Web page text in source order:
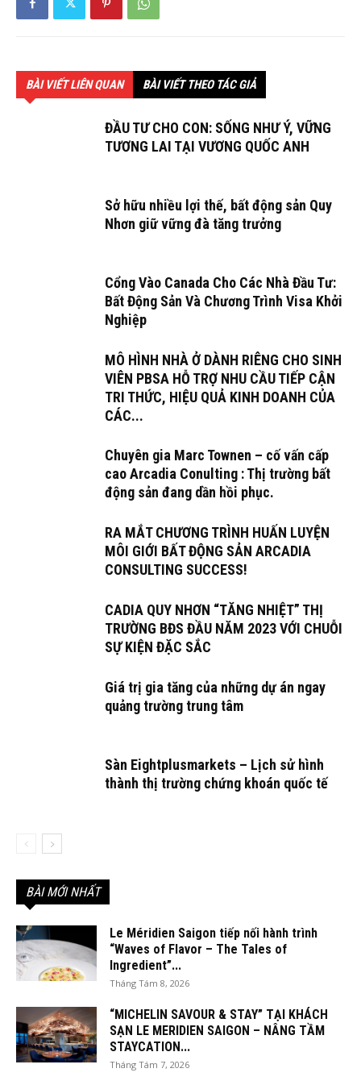
BÀI VIẾT LIÊN QUAN BÀI VIẾT THEO TÁC GIẢ
ĐẦU TƯ CHO CON: SỐNG NHƯ Ý, VỮNG
TƯƠNG LAI TẠI VƯƠNG QUỐC ANH
Sở hữu nhiều lợi thế, bất động sản Quy
Nhơn giữ vững đà tăng trưởng
Cổng Vào Canada Cho Các Nhà Đầu Tư:
Bất Động Sản Và Chương Trình Visa Khởi
Nghiệp
MÔ HÌNH NHÀ Ở DÀNH RIÊNG CHO SINH
VIÊN PBSA HỖ TRỢ NHU CẦU TIẾP CẬN
TRI THỨC, HIỆU QUẢ KINH DOANH CỦA
CÁC...
Chuyên gia Marc Townen – cố vấn cấp
cao Arcadia Conulting : Thị trường bất
động sản đang dần hồi phục.
RA MẮT CHƯƠNG TRÌNH HUẤN LUYỆN
MÔI GIỚI BẤT ĐỘNG SẢN ARCADIA
CONSULTING SUCCESS!
CADIA QUY NHƠN “TĂNG NHIỆT” THỊ
TRƯỜNG BĐS ĐẦU NĂM 2023 VỚI CHUỖI
SỰ KIỆN ĐẶC SẮC
Giá trị gia tăng của những dự án ngay
quảng trường trung tâm
Sàn Eightplusmarkets – Lịch sử hình
thành thị trường chứng khoán quốc tế
BÀI MỚI NHẤT
Le Méridien Saigon tiếp nối hành trình
“Waves of Flavor – The Tales of
Ingredient”...
Tháng Tám 8, 2026
“MICHELIN SAVOUR & STAY” TẠI KHÁCH
SẠN LE MERIDIEN SAIGON – NÂNG TẦM
STAYCATION...
Tháng Tám 7, 2026